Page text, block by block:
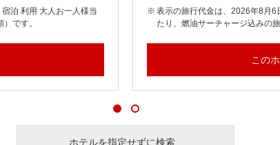
泊 利用 大人お一人様当
です。
表示の旅行代金は、2026年8月6
たり、燃油サーチャージ込みの
この
ホテルを指定せずに検索